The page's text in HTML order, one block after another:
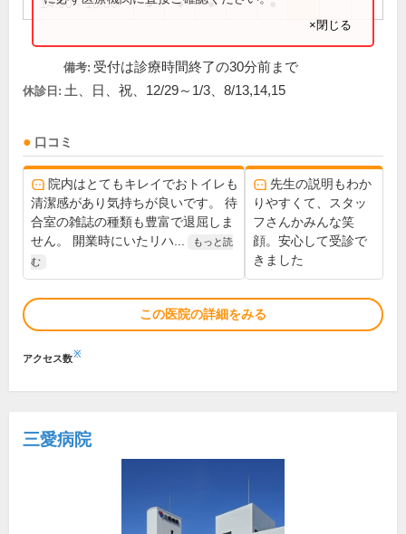
14:00～18:00 ● ● ●
×閉じる
備考: 受付は診療時間終了の30分前まで
休診日: 土、日、祝、12/29～1/3、8/13,14,15
口コミ
院内はとてもキレイでおトイレも
清潔感があり気持ちが良いです。 待
合室の雑誌の種類も豊富で退屈しま
せん。 開業時にいたリハ...
もっと読
む
先生の説明もわか
りやすくて、スタッ
フさんかみんな笑
顔。安心して受診で
きました
この医院の詳細をみる
アクセス数※
三愛病院